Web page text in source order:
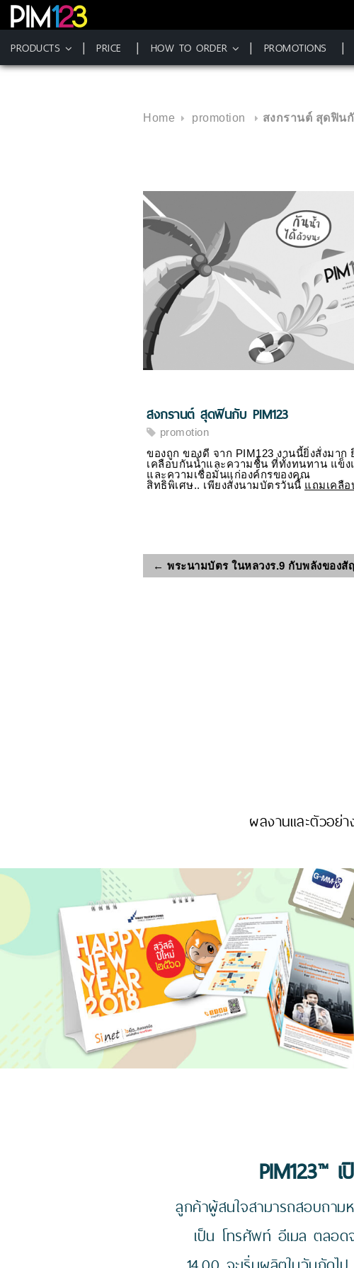
Skip
PRODUCTS PRICE HOW TO ORDER PROMOTIONS
Home promotion สงกรานต์ สุดฟิน
สงกรานต์ สุดฟินกับ PIM123
promotion
ของถูก ของดี จาก PIM123 งานนี้ยิ่งสั่งมา
เคลือบกันน้ำและความชื้น ที่ทั้งทนทาน แข็
และความเชื่อมั่นแก่องค์กรของคุณ
สิทธิพิเศษ.. เพียงสั่งนามบัตรวันนี้ แถมเคลื
← พระนามบัตร ในหลวงร.9 กับพลังของ
ผลงานและตัวอย่
PIM123™
ลูกค้าผู้สนใจสามารถสอบถาม
เป็น โทรศัพท์ อีเมล ตลอดจ